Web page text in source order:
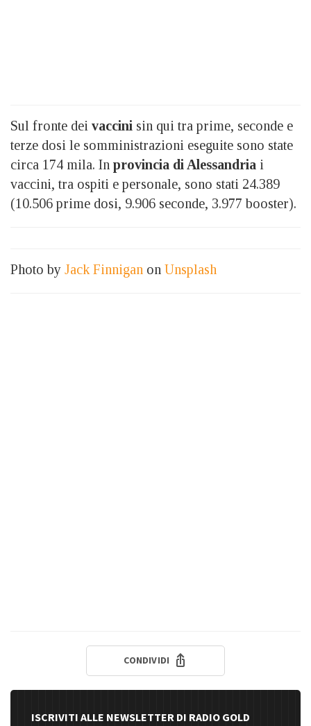
Sul fronte dei vaccini sin qui tra prime, seconde e
terze dosi le somministrazioni eseguite sono state
circa 174 mila. In provincia di Alessandria i
vaccini, tra ospiti e personale, sono stati 24.389
(10.506 prime dosi, 9.906 seconde, 3.977 booster).
Photo by Jack Finnigan on Unsplash
CONDIVIDI
ISCRIVITI ALLE NEWSLETTER DI RADIO GOLD